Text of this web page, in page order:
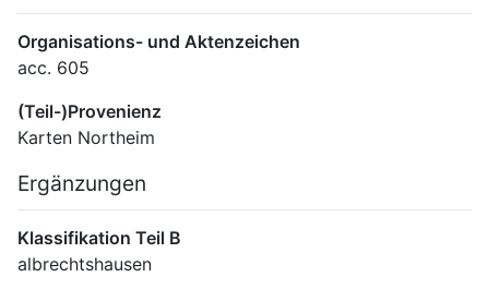
Organisations- und Aktenzeichen
acc. 605
(Teil-)Provenienz
Karten Northeim
Ergänzungen
Klassifikation Teil B
albrechtshausen